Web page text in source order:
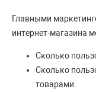
Главными
интернет-магазина
Сколько
Сколько
товарами.